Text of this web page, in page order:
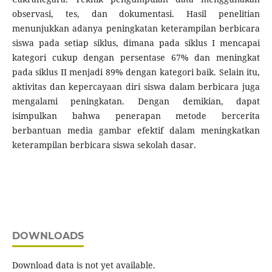
observasi, tes, dan dokumentasi. Hasil penelitian
menunjukkan adanya peningkatan keterampilan berbicara
siswa pada setiap siklus, dimana pada siklus I mencapai
kategori cukup dengan persentase 67% dan meningkat
pada siklus II menjadi 89% dengan kategori baik. Selain itu,
aktivitas dan kepercayaan diri siswa dalam berbicara juga
mengalami peningkatan. Dengan demikian, dapat
isimpulkan bahwa penerapan metode bercerita
berbantuan media gambar efektif dalam meningkatkan
keterampilan berbicara siswa sekolah dasar.
DOWNLOADS
Download data is not yet available.